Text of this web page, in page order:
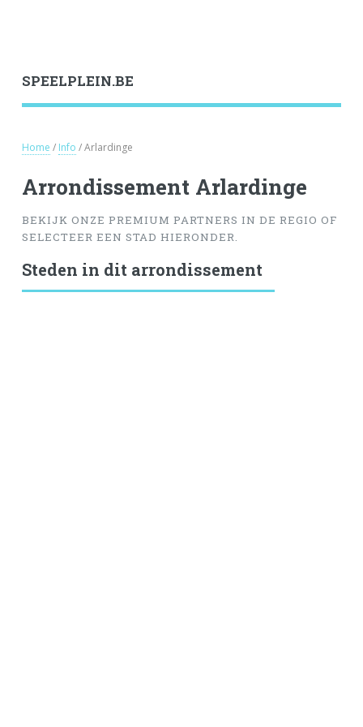
SPEELPLEIN.BE
Home / Info / Arlardinge
Arrondissement Arlardinge
BEKIJK ONZE PREMIUM PARTNERS IN DE REGIO OF
SELECTEER EEN STAD HIERONDER.
Steden in dit arrondissement